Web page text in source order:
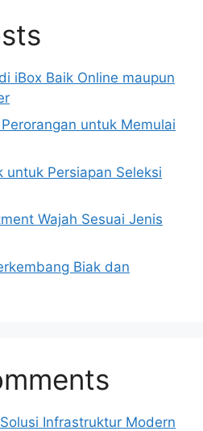
iBox Baik Online maupun
untuk Memulai
untuk Persiapan Seleksi
Wajah Sesuai Jenis
Biak dan
Solusi Infrastruktur Modern